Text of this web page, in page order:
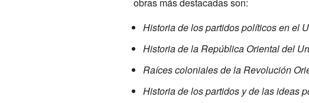
Historia de los partidos políticos en el
Historia de la República Oriental del
Raíces coloniales de la Revolución
Historia de los partidos y de las ideas